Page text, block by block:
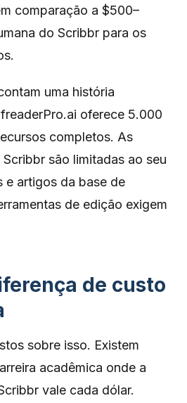
comparação a $500–
do Scribbr para os
uma história
oferece 5.000
completos. As
são limitadas ao seu
e artigos da base de
de edição exigem
de custo
sobre isso. Existem
acadêmica onde a
vale cada dólar.